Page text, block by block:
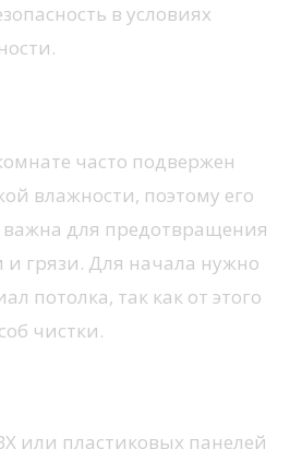
в условиях
часто подвержен
влажности, поэтому его
важна для предотвращения
и грязи. Для начала нужно
потолка, так как от этого
чистки.
или пластиковых панелей